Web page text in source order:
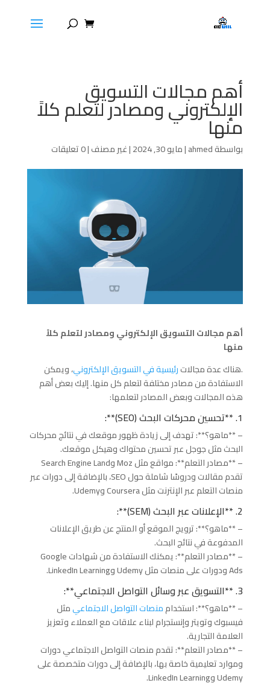
أهم مجالات التسويق
الإلكتروني ومصادر لتعلم كلاً
منها
بواسطةahmed
|مايو 30, 2024 |غير مصنف|0 تعليقات
أهم مجالات التسويق الإلكتروني ومصادر لتعلم كلاً
منها
.هناك عدة مجالاترئيسية في التسويق الإلكتروني، ويمكن
الاستفادة من مصادر مختلفة لتعلم كل منها. إليك بعض أهم
هذه المجالات وبعض المصادر لتعلمها:
1. **تحسين محركات البحث (SEO)**:
– **ماهو؟**: تهدف إلى زيادة ظهور موقعك في نتائج محركات
البحث مثل جوجل عبر تحسين محتواك وهيكل موقعك.
– **مصادر التعلم**: مواقع مثل Moz وSearch Engine Land
تقدم مقالات ودروسًا شاملة حول SEO، بالإضافة إلى دورات عبر
منصات التعلم عبر الإنترنت مثل Coursera وUdemy.
2. **الإعلانات عبر البحث (SEM)**:
– **ماهو؟**: ترويج الموقع أو المنتج عن طريق الإعلانات
المدفوعة في نتائج البحث.
– **مصادر التعلم**: يمكنك الاستفادة من شهادات Google
Ads ودورات على منصات مثل Udemy وLinkedIn Learning.
3. **التسويق عبر وسائل التواصل الاجتماعي**:
– **ماهو؟**: استخداممنصات التواصل الاجتماعيمثل
فيسبوك وتويتر وإنستجرام لبناء علاقات مع العملاء وتعزيز
العلامة التجارية.
– **مصادر التعلم**: تقدم منصات التواصل الاجتماعي دورات
وموارد تعليمية خاصة بها، بالإضافة إلى دورات متخصصة على
Udemy وLinkedIn Learning.